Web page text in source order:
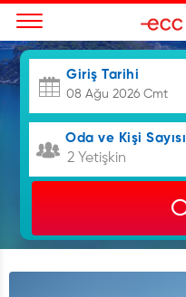
Giriş Tarihi
Oda ve Kişi Sayısı
2 Yetişkin